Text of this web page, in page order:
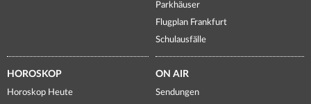
Parkhäuser
Flugplan Frankfurt
Schulausfälle
HOROSKOP
Horoskop Heute
ON AIR
Sendungen